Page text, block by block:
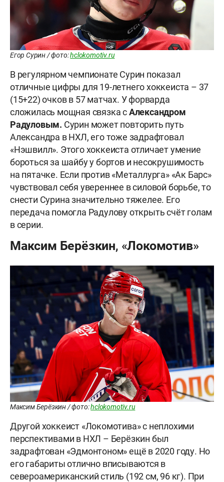
Егор Сурин / фото:hclokomotiv.ru
В регулярном чемпионате Сурин показал
отличные цифры для 19-летнего хоккеиста – 37
(15+22) очков в 57 матчах. У форварда
сложилась мощная связка сАлександром
Радуловым. Сурин может повторить путь
Александра в НХЛ, его тоже задрафтовал
«Нэшвилл». Этого хоккеиста отличает умение
бороться за шайбу у бортов и несокрушимость
на пятачке. Если против «Металлурга» «Ак Барс»
чувствовал себя увереннее в силовой борьбе, то
снести Сурина значительно тяжелее. Его
передача помогла Радулову открыть счёт голам
в серии.
Максим Берёзкин, «Локомотив»
Максим Берёзкин / фото:hclokomotiv.ru
Другой хоккеист «Локомотива» с неплохими
перспективами в НХЛ – Берёзкин был
задрафтован «Эдмонтоном» ещё в 2020 году. Но
его габариты отлично вписываются в
североамериканский стиль (192 см, 96 кг). При